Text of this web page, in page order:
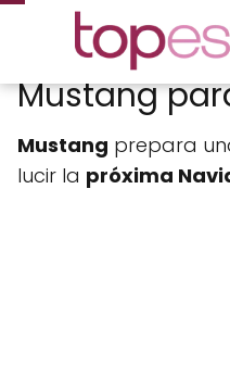
Mustang
Mustang prepara
lucir la próxima